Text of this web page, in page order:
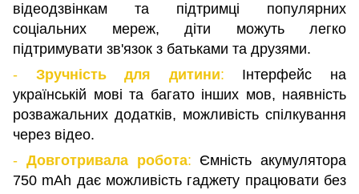
відеодзвінкам та підтримці популярних
соціальних мереж, діти можуть легко
підтримувати зв'язок з батьками та друзями.
- Зручність для дитини: Інтерфейс на
українській мові та багато інших мов, наявність
розважальних додатків, можливість спілкування
через відео.
- Довготривала робота: Ємність акумулятора
750 mAh дає можливість гаджету працювати без